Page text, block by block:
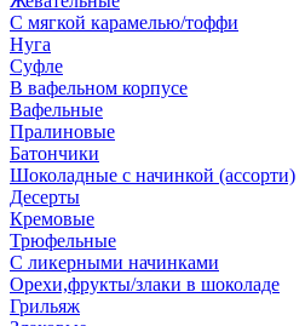
С мягкой карамелью/тоффи
Нуга
Суфле
В вафельном корпусе
Вафельные
Пралиновые
Батончики
Шоколадные с начинкой (ассорти)
Десерты
Кремовые
Трюфельные
С ликерными начинками
Орехи,фрукты/злаки в шоколаде
Грильяж